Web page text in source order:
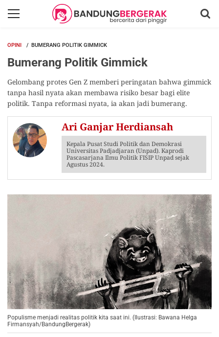
OPINI BUMERANG POLITIK GIMMICK
Bumerang Politik Gimmick
Gelombang protes Gen Z memberi peringatan bahwa gimmick
tanpa hasil nyata akan membawa risiko besar bagi elite
politik. Tanpa reformasi nyata, ia akan jadi bumerang.
Ari Ganjar Herdiansah
Kepala Pusat Studi Politik dan Demokrasi
Universitas Padjadjaran (Unpad). Kaprodi
Pascasarjana Ilmu Politik FISIP Unpad sejak
Agustus 2024.
Populisme menjadi realitas politik kita saat ini. (Ilustrasi: Bawana Helga
Firmansyah/BandungBergerak)